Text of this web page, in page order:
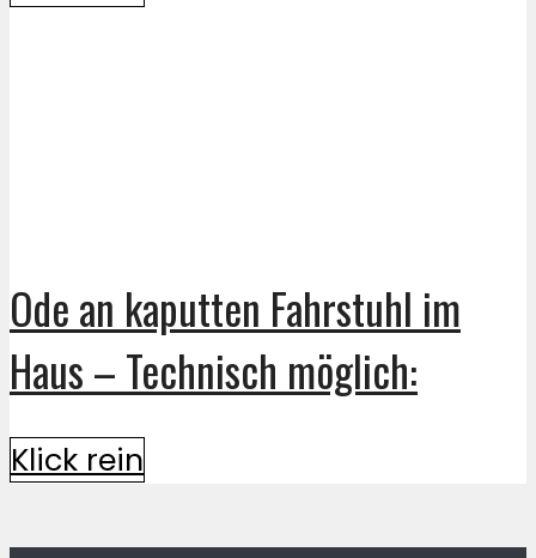
Ode an kaputten Fahrstuhl im
Haus – Technisch möglich:
Klick rein